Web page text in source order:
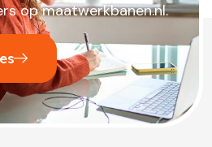
op maatwerkbanen.nl.